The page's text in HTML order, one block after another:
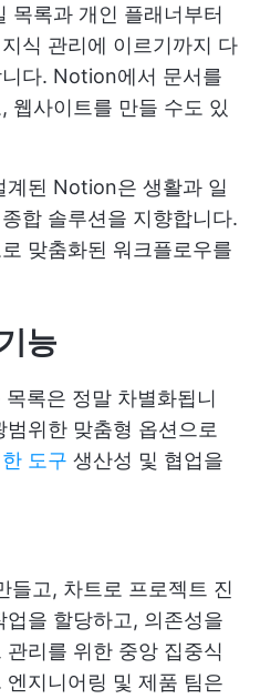
목록과 개인 플래너부터
식 관리에 이르기까지 다
다. Notion에서 문서를
웹사이트를 만들 수도 있
계된 Notion은 생활과 일
합 솔루션을 지향합니다.
맞춤화된 워크플로우를
능
록은 정말 차별화됩니
위한 맞춤형 옵션으로
도구 생산성 및 협업을
고, 차트로 프로젝트 진
을 할당하고, 의존성을
리를 위한 중앙 집중식
지니어링 및 제품 팀은